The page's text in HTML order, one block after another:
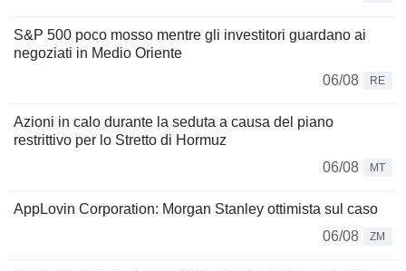
S&P 500 poco mosso mentre gli investitori guardano ai
negoziati in Medio Oriente
06/08
RE
Azioni in calo durante la seduta a causa del piano
restrittivo per lo Stretto di Hormuz
06/08
MT
AppLovin Corporation: Morgan Stanley ottimista sul caso
06/08
ZM